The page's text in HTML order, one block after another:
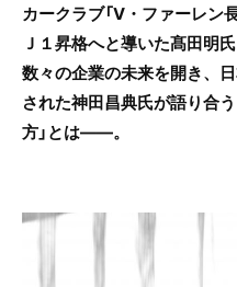
カークラブ「Ⅴ・ファーレン
Ｊ１昇格へと導いた髙田明
数々の企業の未来を開き、
された神田昌典氏が語り合
方」とは――。